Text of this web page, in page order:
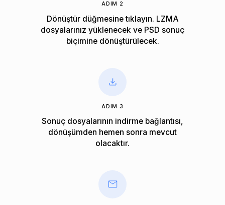
ADIM 2
Dönüştür düğmesine tıklayın. LZMA
dosyalarınız yüklenecek ve PSD sonuç
biçimine dönüştürülecek.
ADIM 3
Sonuç dosyalarının indirme bağlantısı,
dönüşümden hemen sonra mevcut
olacaktır.